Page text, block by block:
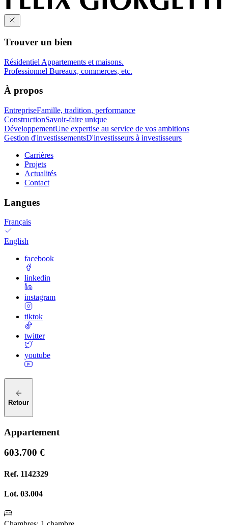
Trouver un bien
Résidentiel Appartements et maisons.
Professionnel Bureaux, commerces, etc.
À propos
EntrepriseFamille, tradition, performance
ConstructionSavoir-faire unique
DéveloppementUne expertise au service de vos ambitions
Gestion d'investissementsD'investisseurs à investisseurs
Carrières
Projets
Actualités
Contact
Langues
Français
English
facebook
linkedin
instagram
tiktok
twitter
youtube
Retour
Appartement
603.700 €
Ref. 1142329
Lot. 03.004